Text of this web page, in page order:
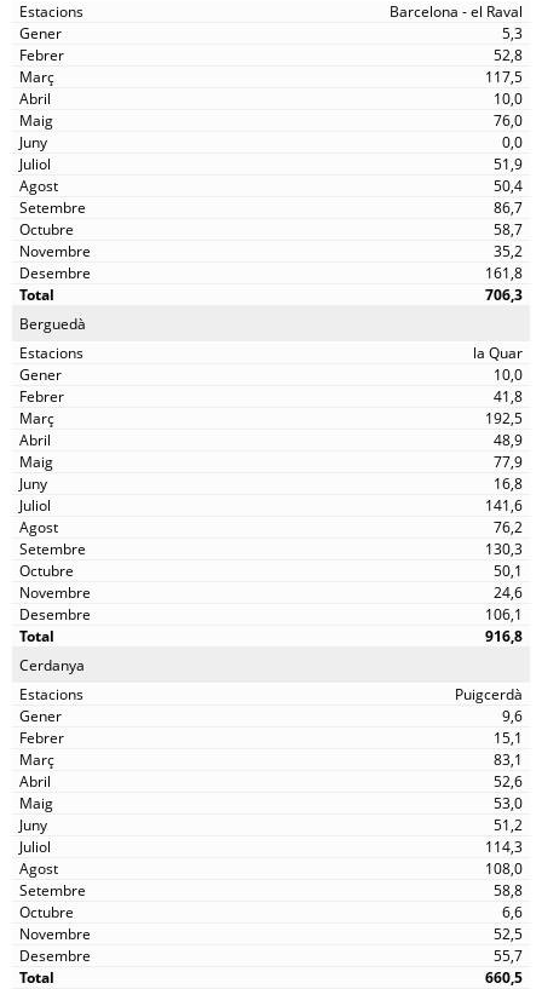
Barcelona - el Raval
5,3
52,8
117,5
10,0
76,0
0,0
51,9
50,4
86,7
58,7
35,2
161,8
706,3
Berguedà
la Quar
10,0
41,8
192,5
48,9
77,9
16,8
141,6
76,2
130,3
50,1
24,6
106,1
916,8
Cerdanya
Puigcerdà
9,6
15,1
83,1
52,6
53,0
51,2
114,3
108,0
58,8
6,6
52,5
55,7
660,5